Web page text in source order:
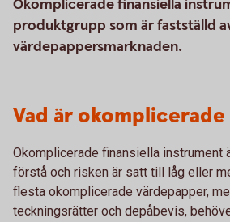
Okomplicerade finansiella
produktgrupp som är fastställd
värdepappersmarknaden.
Vad är
Okomplicerade finansiella instrument
förstå och risken är satt till låg eller
flesta okomplicerade värdepapper,
teckningsrätter och depåbevis,